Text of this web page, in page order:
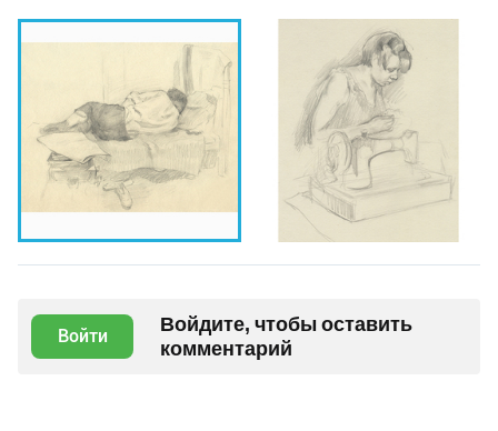
Войти
Войдите, чтобы оставить
комментарий